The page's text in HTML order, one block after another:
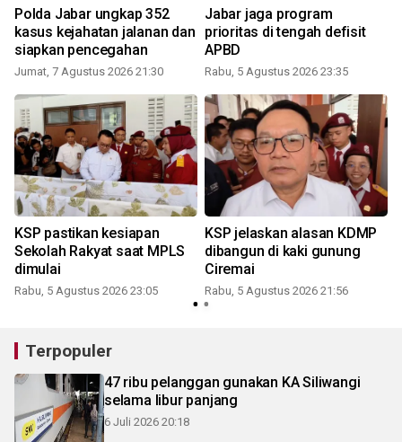
Polda Jabar ungkap 352
kasus kejahatan jalanan dan
siapkan pencegahan
Jumat, 7 Agustus 2026 21:30
Jabar jaga program
prioritas di tengah defisit
APBD
Rabu, 5 Agustus 2026 23:35
KSP pastikan kesiapan
Sekolah Rakyat saat MPLS
dimulai
Rabu, 5 Agustus 2026 23:05
KSP jelaskan alasan KDMP
dibangun di kaki gunung
Ciremai
Rabu, 5 Agustus 2026 21:56
Terpopuler
47 ribu pelanggan gunakan KA Siliwangi
selama libur panjang
6 Juli 2026 20:18